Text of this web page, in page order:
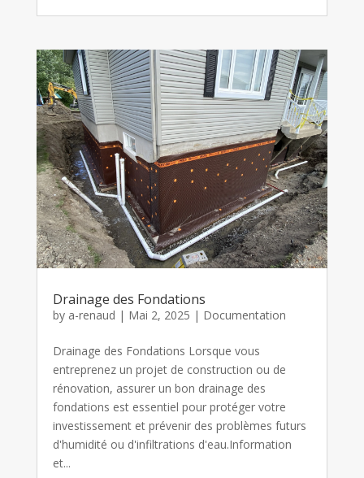
Drainage des Fondations
by a-renaud | Mai 2, 2025 | Documentation
Drainage des Fondations Lorsque vous
entreprenez un projet de construction ou de
rénovation, assurer un bon drainage des
fondations est essentiel pour protéger votre
investissement et prévenir des problèmes futurs
d'humidité ou d'infiltrations d'eau.Information
et...